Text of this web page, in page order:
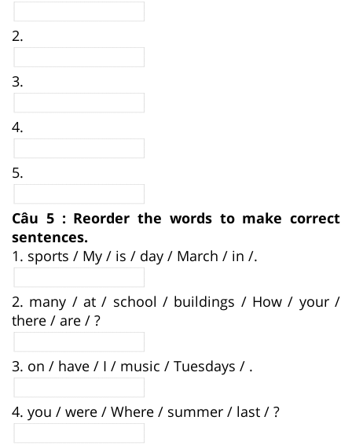
2.
3.
4.
5.
Câu 5 : Reorder the words to make correct
sentences.
1. sports / My / is / day / March / in /.
2. many / at / school / buildings / How / your /
there / are / ?
3. on / have / I / music / Tuesdays / .
4. you / were / Where / summer / last / ?